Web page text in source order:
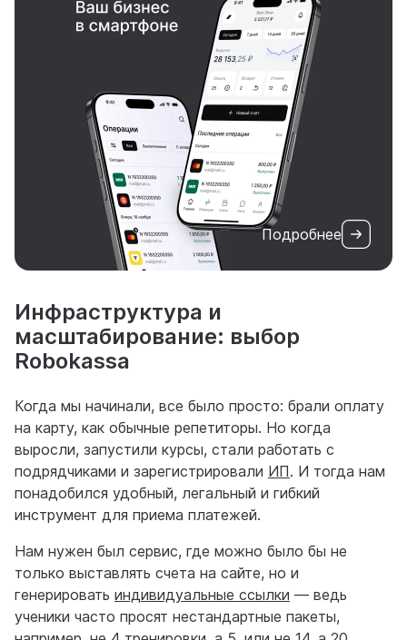
Подробнее
Инфраструктура и
масштабирование: выбор
Robokassa
Когда мы начинали, все было просто: брали оплату
на карту, как обычные репетиторы. Но когда
выросли, запустили курсы, стали работать с
подрядчиками и зарегистрировали ИП. И тогда нам
понадобился удобный, легальный и гибкий
инструмент для приема платежей.
Нам нужен был сервис, где можно было бы не
только выставлять счета на сайте, но и
генерировать индивидуальные ссылки — ведь
ученики часто просят нестандартные пакеты,